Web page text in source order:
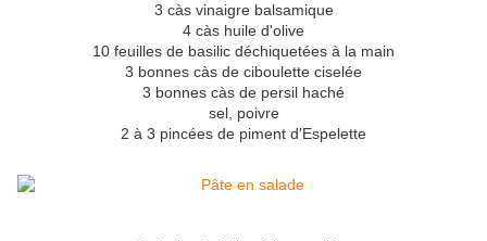
3 càs vinaigre balsamique
4 càs huile d'olive
10 feuilles de basilic déchiquetées à la main
3 bonnes càs de ciboulette ciselée
3 bonnes càs de persil haché
sel, poivre
2 à 3 pincées de piment d'Espelette